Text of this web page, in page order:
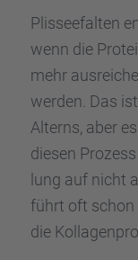
Plissee­fal­ten
wenn die
mehr
werden. Das
Alterns, aber
diesen
lung auf nicht
führt oft schon
die